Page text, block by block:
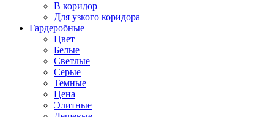
В коридор
Для узкого коридора
Гардеробные
Цвет
Белые
Светлые
Серые
Темные
Цена
Элитные